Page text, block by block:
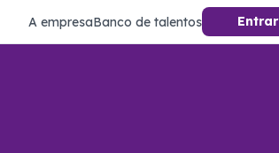
A empresaBanco de talentos Entrar